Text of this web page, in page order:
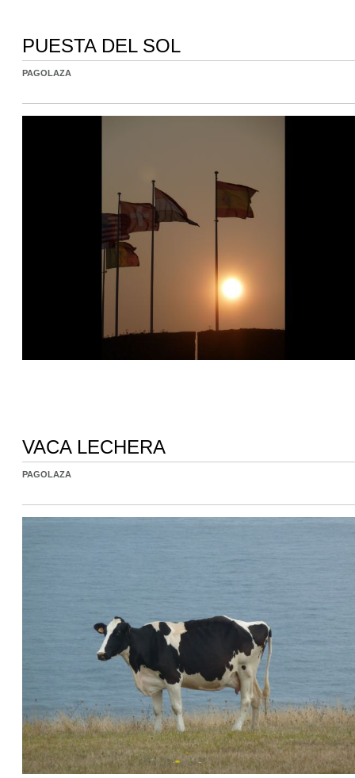
PUESTA DEL SOL
PAGOLAZA
VACA LECHERA
PAGOLAZA